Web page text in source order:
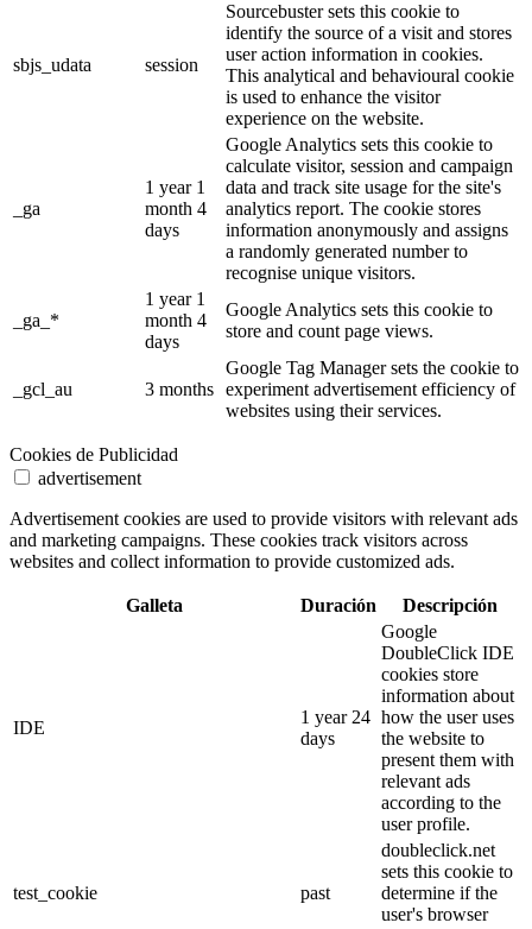
sbjs_udata session
Sourcebuster sets this cookie to
identify the source of a visit and stores
user action information in cookies.
This analytical and behavioural cookie
is used to enhance the visitor
experience on the website.
_ga
1 year 1
month 4
days
Google Analytics sets this cookie to
calculate visitor, session and campaign
data and track site usage for the site's
analytics report. The cookie stores
information anonymously and assigns
a randomly generated number to
recognise unique visitors.
_ga_*
1 year 1
month 4
days
Google Analytics sets this cookie to
store and count page views.
_gcl_au 3 months
Google Tag Manager sets the cookie to
experiment advertisement efficiency of
websites using their services.
Cookies de Publicidad
advertisement
Advertisement cookies are used to provide visitors with relevant ads
and marketing campaigns. These cookies track visitors across
websites and collect information to provide customized ads.
Galleta Duración Descripción
IDE
1 year 24
days
Google
DoubleClick IDE
cookies store
information about
how the user uses
the website to
present them with
relevant ads
according to the
user profile.
test_cookie past
doubleclick.net
sets this cookie to
determine if the
user's browser